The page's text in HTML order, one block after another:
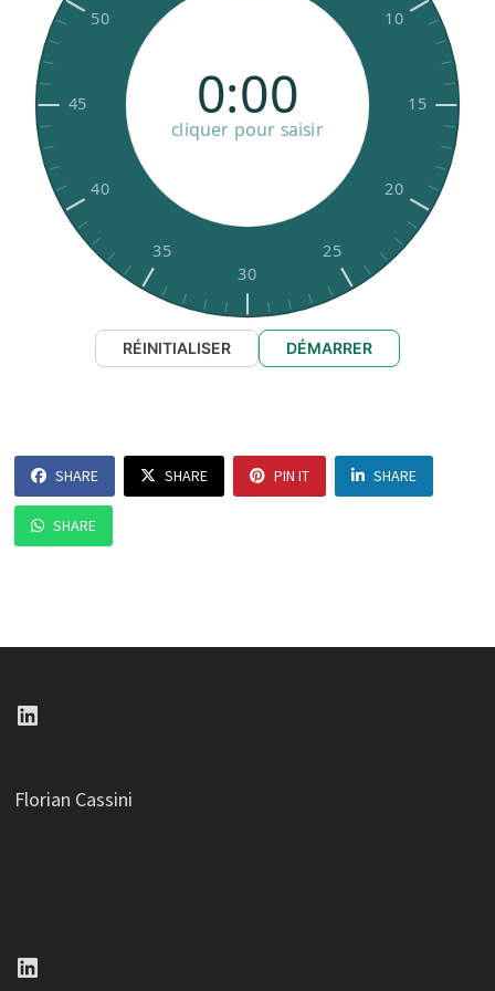
Son de fin
DING
RÉINITIALISER DÉMARRER
SHARE SHARE PIN IT SHARE
SHARE
LinkedIn
Florian Cassini
LinkedIn